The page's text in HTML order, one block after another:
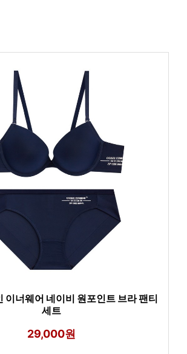
이너웨어 네이비 원포인트 브라 팬티
세트
29,000원